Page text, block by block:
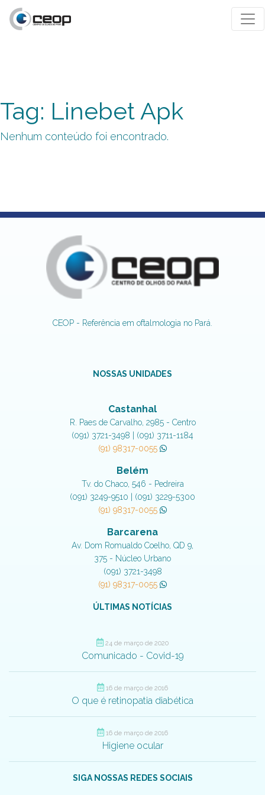
Tag: Linebet Apk
Nenhum conteúdo foi encontrado.
CEOP - Referência em oftalmologia no Pará.
NOSSAS UNIDADES
Castanhal
R. Paes de Carvalho, 2985 - Centro
(091) 3721-3498 | (091) 3711-1184
(91) 98317-0055
Belém
Tv. do Chaco, 546 - Pedreira
(091) 3249-9510 | (091) 3229-5300
(91) 98317-0055
Barcarena
Av. Dom Romualdo Coelho, QD 9,
375 - Núcleo Urbano
(091) 3721-3498
(91) 98317-0055
ÚLTIMAS NOTÍCIAS
24 de março de 2020
Comunicado - Covid-19
16 de março de 2016
O que é retinopatia diabética
16 de março de 2016
Higiene ocular
SIGA NOSSAS REDES SOCIAIS